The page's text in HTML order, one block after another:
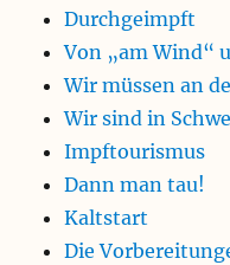
Durchgeimpft
Von „am Wind“
Wir müssen an
Wir sind in
Impftourismus
Dann man tau!
Kaltstart
Die